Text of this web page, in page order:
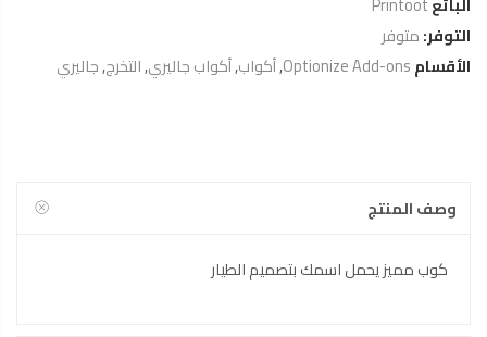
التوفر:متوفر
الأقسامOptionize Add-ons
,أكواب,أكواب جاليري,التخرج,جاليري
وصف المنتج
كوب مميز يحمل اسمك بتصميم الطيار